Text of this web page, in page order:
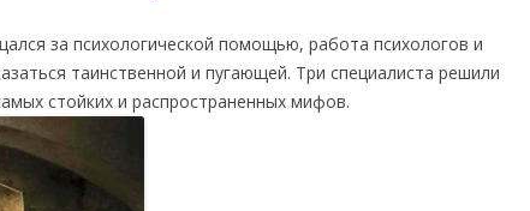
за психологической помощью, работа психологов и
таинственной и пугающей. Три специалиста решили
стойких и распространенных мифов.